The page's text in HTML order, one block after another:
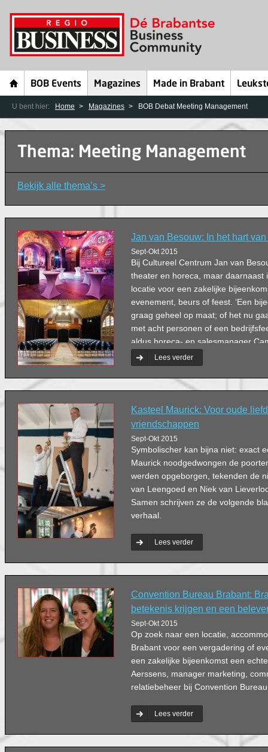
BOB Events Magazines Made in Brabant
U bent hier: Home Magazines BOB Debat Meeting Management
Thema: Meeting Management
Bekijk alle thema’s >
Jan van Besouw: In het hart
Sept-Okt 2015
Bij Cultureel Centrum Jan van
theater en horeca, maar daarnaast
locatie voor een zakelijke
evenement, beurs of feest. ‘Een
graag geheel op maat; of het nu
met acht personen of een
aldus horeca- en salesmanager
Lees verder
Kasteel Maurick: Voor oude
vriendschappen
Sept-Okt 2015
Symbolischer kan bijna niet: exact
Maurick noodgedwongen de
werden opgeborgen, tekenden de
van Leengoed en Niek van
Samen schrijven ze de volgende
verhaal.
Lees verder
Convention Bureau Brabant:
betekenis krijgen en een
Sept-Okt 2015
Op zoek naar een locatie,
Brabant voor een vergadering of
een zakelijke bijeenkomst een
Aerssens, manager marketing,
relatiebeheer bij Convention
Lees verder